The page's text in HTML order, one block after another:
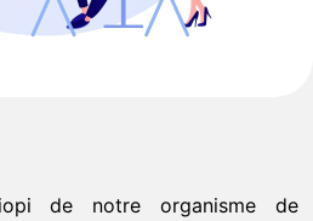
de notre organisme de